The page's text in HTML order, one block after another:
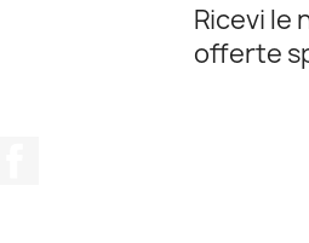
Ricevi le
offerte